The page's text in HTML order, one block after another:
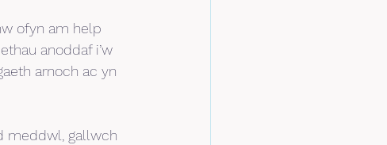
ofyn am help
anoddaf i’w
arnoch ac yn
meddwl, gallwch